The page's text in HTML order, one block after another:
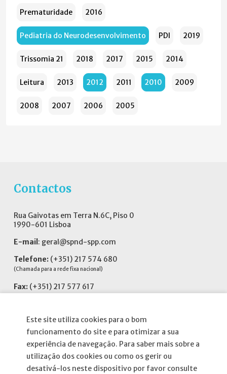
Este site utiliza cookies para o bom
funcionamento do site e para otimizar a sua
experiência de navegação. Para saber mais sobre a
utilização dos cookies ou como os gerir ou
desativá-los neste dispositivo por favor consulte
Prematuridade 2016
Pediatria do Neurodesenvolvimento PDI 2019
Trissomia 21 2018 2017 2015 2014
Leitura 2013 2012 2011 2010 2009
2008 2007 2006 2005
Contactos
Rua Gaivotas em Terra N.6C, Piso 0
1990-601 Lisboa
E-mail : geral@spnd-spp.com
Telefone: (+351) 217 574 680
(Chamada para a rede fixa nacional)
Fax: (+351) 217 577 617
Informações